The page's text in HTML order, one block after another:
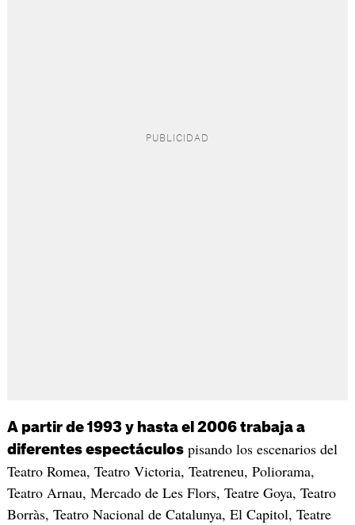
A partir de 1993 y hasta el 2006 trabaja a
diferentes espectáculospisando los escenarios del
Teatro Romea, Teatro Victoria, Teatreneu, Poliorama,
Teatro Arnau, Mercado de Les Flors, Teatre Goya, Teatro
Borràs, Teatro Nacional de Catalunya, El Capitol, Teatre